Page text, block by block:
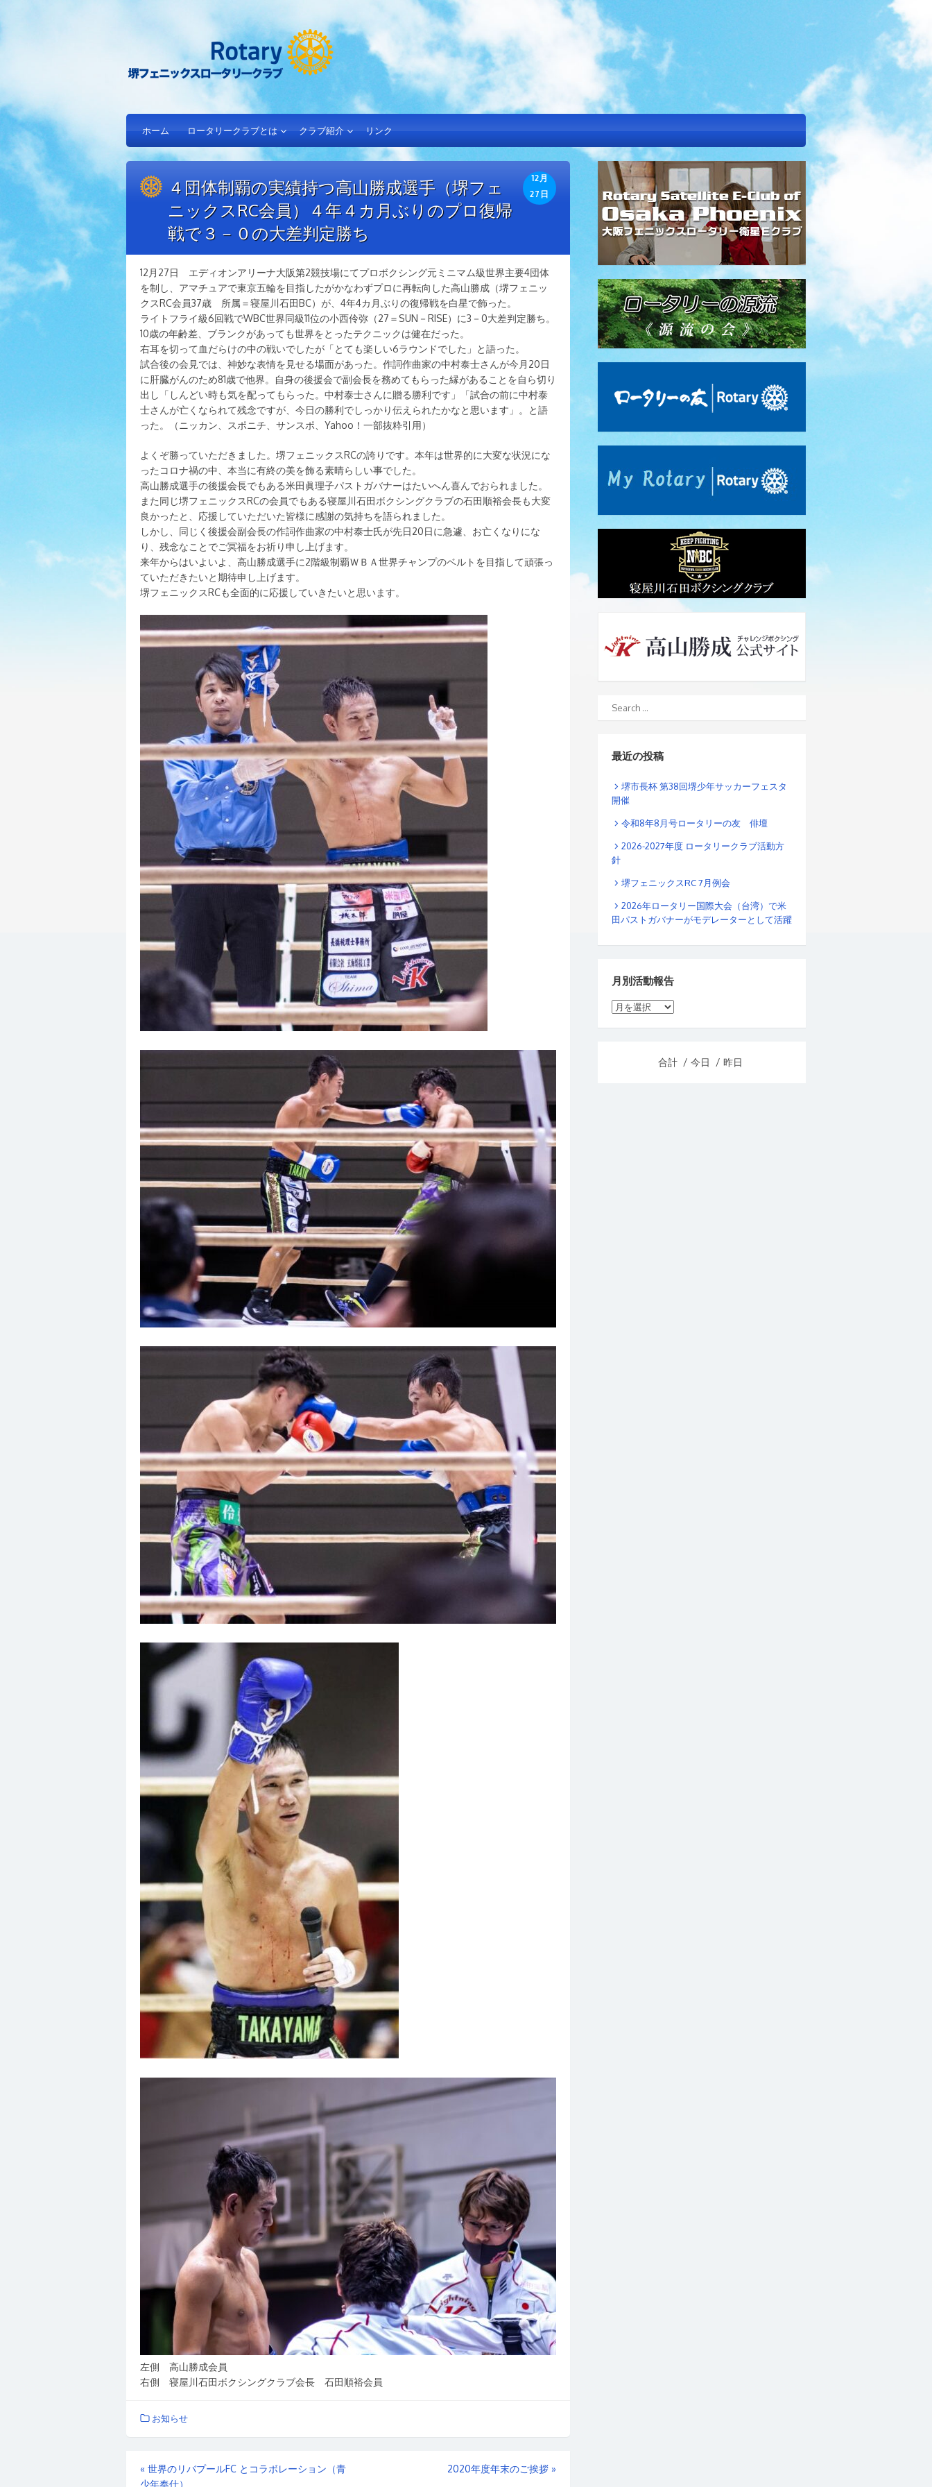
ホーム ロータリークラブとは クラブ紹介 リンク
12月
27日
４団体制覇の実績持つ高山勝成選手（堺フェ
ニックスRC会員）４年４カ月ぶりのプロ復帰
戦で３－０の大差判定勝ち
12月27日 エディオンアリーナ大阪第2競技場にてプロボクシング元ミニマム級世界主要4団体
を制し、アマチュアで東京五輪を目指したがかなわずプロに再転向した高山勝成（堺フェニッ
クスRC会員37歳 所属＝寝屋川石田BC）が、4年4カ月ぶりの復帰戦を白星で飾った。
ライトフライ級6回戦でWBC世界同級11位の小西伶弥（27＝SUN－RISE）に3－0大差判定勝ち。
10歳の年齢差、ブランクがあっても世界をとったテクニックは健在だった。
右耳を切って血だらけの中の戦いでしたが「とても楽しい6ラウンドでした」と語った。
試合後の会見では、神妙な表情を見せる場面があった。作詞作曲家の中村泰士さんが今月20日
に肝臓がんのため81歳で他界。自身の後援会で副会長を務めてもらった縁があることを自ら切り
出し「しんどい時も気を配ってもらった。中村泰士さんに贈る勝利です」「試合の前に中村泰
士さんが亡くなられて残念ですが、今日の勝利でしっかり伝えられたかなと思います」。と語
った。（ニッカン、スポニチ、サンスポ、Yahoo！一部抜粋引用）
よくぞ勝っていただきました。堺フェニックスRCの誇りです。本年は世界的に大変な状況にな
ったコロナ禍の中、本当に有終の美を飾る素晴らしい事でした。
高山勝成選手の後援会長でもある米田眞理子パストガバナーはたいへん喜んでおられました。
また同じ堺フェニックスRCの会員でもある寝屋川石田ボクシングクラブの石田順裕会長も大変
良かったと、応援していただいた皆様に感謝の気持ちを語られました。
しかし、同じく後援会副会長の作詞作曲家の中村泰士氏が先日20日に急遽、お亡くなりにな
り、残念なことでご冥福をお祈り申し上げます。
来年からはいよいよ、高山勝成選手に2階級制覇ＷＢＡ世界チャンプのベルトを目指して頑張っ
ていただきたいと期待申し上げます。
堺フェニックスRCも全面的に応援していきたいと思います。
左側 高山勝成会員
右側 寝屋川石田ボクシングクラブ会長 石田順裕会員
お知らせ
« 世界のリバプールFC とコラボレーション（青
少年奉仕）
2020年度年末のご挨拶 »
最近の投稿
堺市長杯 第38回堺少年サッカーフェスタ
開催
令和8年8月号ロータリーの友 俳壇
2026-2027年度 ロータリークラブ活動方
針
堺フェニックスRC 7月例会
2026年ロータリー国際大会（台湾）で米
田パストガバナーがモデレーターとして活躍
月別活動報告
月
合計 / 今日 / 昨日